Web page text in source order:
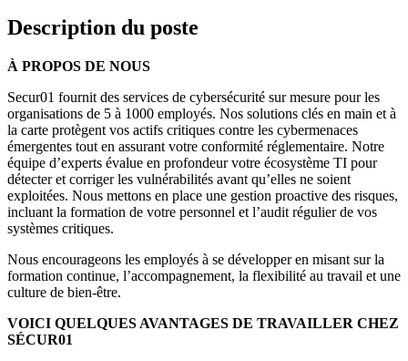
Description du poste
À PROPOS DE NOUS
Secur01 fournit des services de cybersécurité sur mesure pour les
organisations de 5 à 1000 employés. Nos solutions clés en main et à
la carte protègent vos actifs critiques contre les cybermenaces
émergentes tout en assurant votre conformité réglementaire. Notre
équipe d’experts évalue en profondeur votre écosystème TI pour
détecter et corriger les vulnérabilités avant qu’elles ne soient
exploitées. Nous mettons en place une gestion proactive des risques,
incluant la formation de votre personnel et l’audit régulier de vos
systèmes critiques.
Nous encourageons les employés à se développer en misant sur la
formation continue, l’accompagnement, la flexibilité au travail et une
culture de bien-être.
VOICI QUELQUES AVANTAGES DE TRAVAILLER CHEZ
SÉCUR01